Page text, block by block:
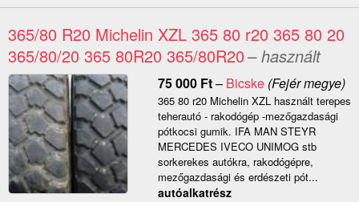
365/80 R20 Michelin XZL 365 80 r20 365 80 20
365/80/20 365 80R20 365/80R20– használt
75 000 Ft– Bicske(Fejér megye)
365 80 r20 Michelin XZL használt terepes
teherautó - rakodógép -mezőgazdasági
pótkocsi gumik. IFA MAN STEYR
MERCEDES IVECO UNIMOG stb
sorkerekes autókra, rakodógépre,
mezőgazdasági és erdészeti pót...
autóalkatrész